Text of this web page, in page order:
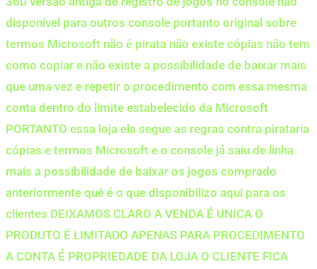
disponível para outros console portanto original sobre
termos Microsoft não é pirata não existe cópias não tem
como copiar e não existe a possibilidade de baixar mais
que uma vez e repetir o procedimento com essa mesma
conta dentro do limite estabelecido da Microsoft
PORTANTO essa loja ela segue as regras contra pirataria
cópias e termos Microsoft e o console já saiu de linha
mais a possibilidade de baixar os jogos comprado
anteriormente quê é o que disponibilizo aqui para os
clientes DEIXAMOS CLARO A VENDA É UNICA O
PRODUTO É LIMITADO APENAS PARA PROCEDIMENTO
A CONTA É PROPRIEDADE DA LOJA O CLIENTE FICA